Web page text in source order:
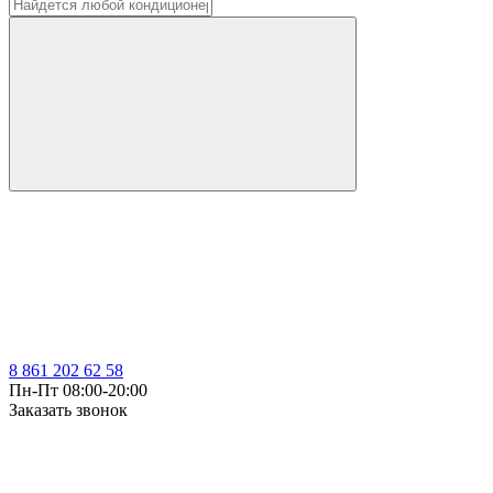
8 861 202 62 58
Пн-Пт 08:00-20:00
Заказать звонок